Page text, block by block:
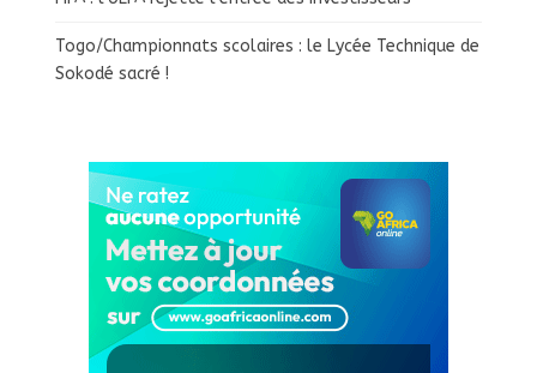
Togo/Championnats scolaires : le Lycée Technique de
Sokodé sacré !